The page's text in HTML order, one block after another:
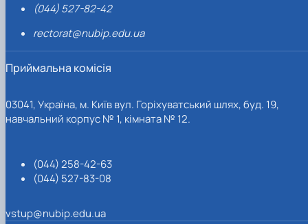
(044) 527-82-42
rectorat@nubip.edu.ua
Приймальна комісія
03041, Україна, м. Київ вул. Горіхуватський шлях, буд. 19,
навчальний корпус № 1, кімната № 12.
(044) 258-42-63
(044) 527-83-08
vstup@nubip.edu.ua